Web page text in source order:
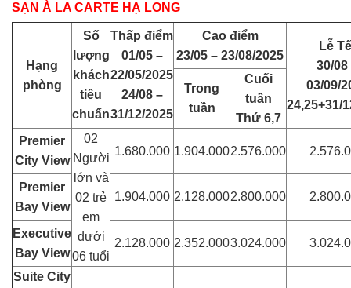
SẠN À LA CARTE HẠ LONG
Hạng
phòng
Số
lượng
khách
tiêu
chuẩn
Thấp điểm
01/05 –
22/05/2025
24/08 –
31/12/2025
Cao điểm
23/05 – 23/08/2025
Lễ
30/08
03/09/
24,25+31/
Trong
tuần
Cuối
tuần
Thứ 6,7
Premier
City View
02
Người
lớn và
02 trẻ
em
dưới
06 tuổi
1.680.000 1.904.0002.576.000
Premier
Bay View
1.904.000 2.128.0002.800.000
Executive
Bay View
2.128.000 2.352.0003.024.000
Suite City